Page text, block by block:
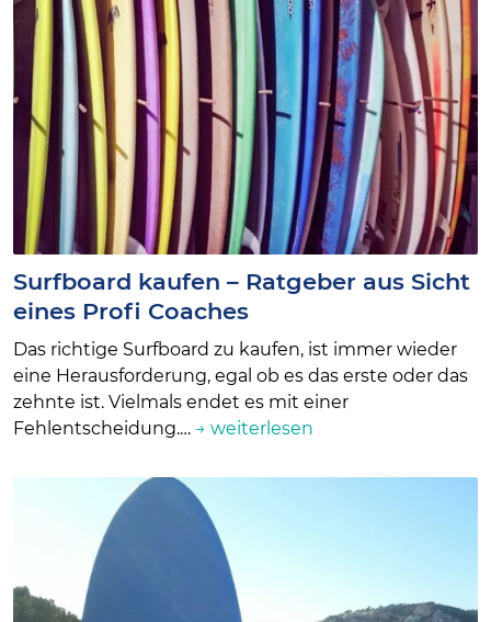
Surfboard kaufen – Ratgeber aus Sicht
eines Profi Coaches
Das richtige Surfboard zu kaufen, ist immer wieder
eine Herausforderung, egal ob es das erste oder das
zehnte ist. Vielmals endet es mit einer
Fehlentscheidung.… → weiterlesen